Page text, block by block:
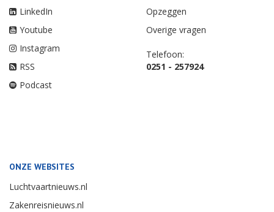
LinkedIn
Youtube
Instagram
RSS
Podcast
Opzeggen
Overige vragen
Telefoon:
0251 - 257924
ONZE WEBSITES
Luchtvaartnieuws.nl
Zakenreisnieuws.nl